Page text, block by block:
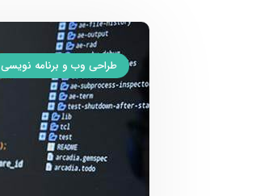
طراحی وب و برنامه نویسی